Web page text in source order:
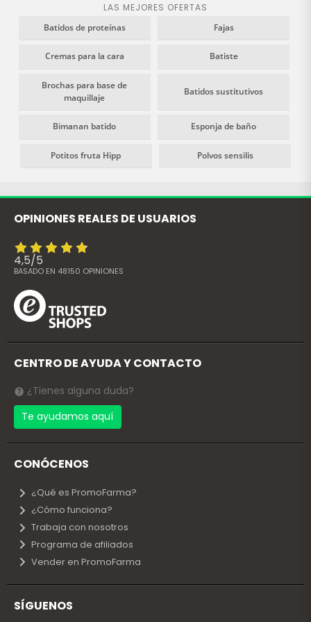
LAS MEJORES OFERTAS
Batidos de proteínas
Fajas
Cremas para la cara Batiste
Brochas para base de
maquillaje
Batidos sustitutivos
Bimanan batido Esponja de baño
Potitos fruta Hipp Polvos sensilis
OPINIONES REALES DE USUARIOS
4,5/5
BASADO EN 48150 OPINIONES
CENTRO DE AYUDA Y CONTACTO
¿Tienes alguna duda?
Te ayudamos aquí
CONÓCENOS
¿Qué es PromoFarma?
¿Cómo funciona?
Trabaja con nosotros
Programa de afiliados
Vender en PromoFarma
SÍGUENOS